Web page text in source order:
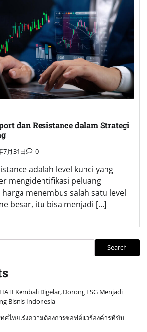
dan Resistance dalam Strategi
7月31日 0
adalah level kunci yang
mengidentifikasi peluang
menembus salah satu level
besar, itu bisa menjadi […]
Search
Kembali Digelar, Dorong ESG Menjadi
Bisnis Indonesia
ศไทยเร่งความต้องการซอฟต์แวร์องค์กรที่ขับ